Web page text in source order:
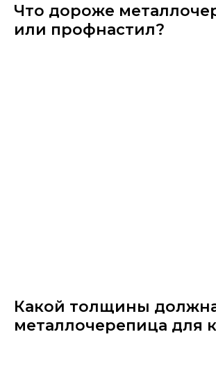
Что дороже
или профнастил?
Какой толщины
металлочерепица для